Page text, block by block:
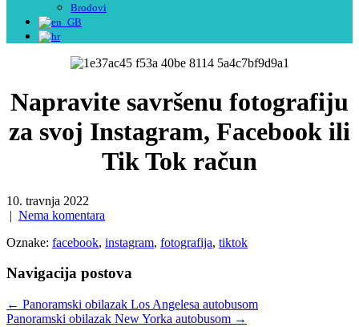
Brodovi
Napravite savršenu fotografiju
za svoj Instagram, Facebook ili
Tik Tok račun
10. travnja 2022
| Nema komentara
Oznake: facebook, instagram, fotografija, tiktok
Navigacija postova
← Panoramski obilazak Los Angelesa autobusom
Panoramski obilazak New Yorka autobusom →